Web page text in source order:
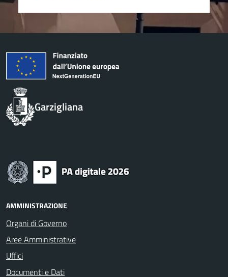
Garzigliana
AMMINISTRAZIONE
Organi di Governo
Aree Amministrative
Uffici
Documenti e Dati